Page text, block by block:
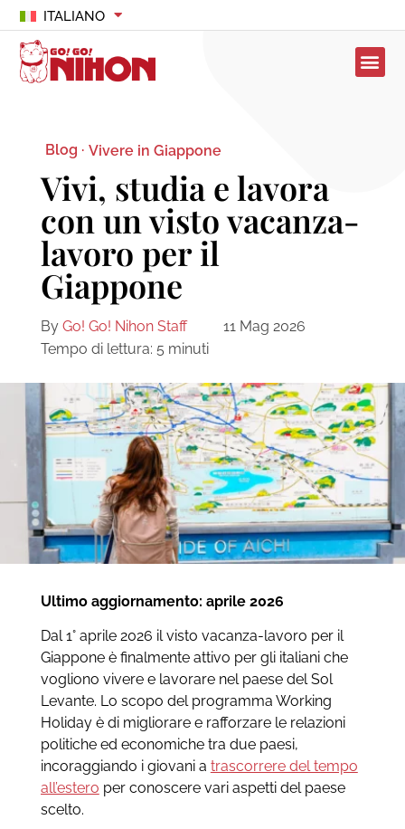
ITALIANO
Blog · Vivere in Giappone
Vivi, studia e lavora
con un visto vacanza-
lavoro per il
Giappone
By Go! Go! Nihon Staff
11 Mag 2026
Tempo di lettura: 5 minuti
Ultimo aggiornamento: aprile 2026
Dal 1° aprile 2026 il visto vacanza-lavoro per il
Giappone è finalmente attivo per gli italiani che
vogliono vivere e lavorare nel paese del Sol
Levante. Lo scopo del programma Working
Holiday è di migliorare e rafforzare le relazioni
politiche ed economiche tra due paesi,
incoraggiando i giovani a trascorrere del tempo
all’estero per conoscere vari aspetti del paese
scelto.